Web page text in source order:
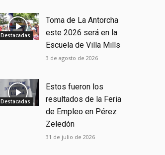
Destacadas
Toma de La Antorcha
este 2026 será en la
Escuela de Villa Mills
3 de agosto de 2026
Destacadas
Estos fueron los
resultados de la Feria
de Empleo en Pérez
Zeledón
31 de julio de 2026